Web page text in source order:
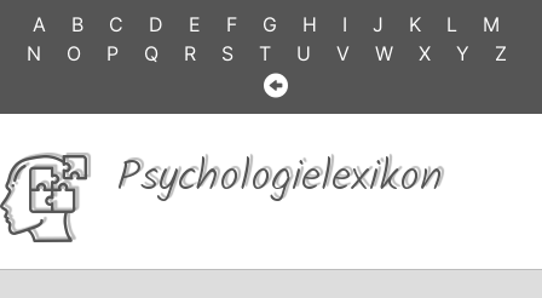
A B C D E F G H I J K L
M
N
O P Q R S T U V W X Y Z
Psychologielexikon